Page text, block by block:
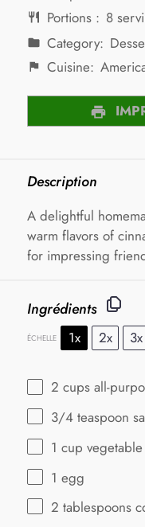
Portions : 8
Category:
Cuisine:
Description
A delightful
warm flavors of
for impressing
Ingrédients
ÉCHELLE 1x 2x 3x
2 cups all-
3/4 teaspoon
1 cup
1 egg
2 tablespoons